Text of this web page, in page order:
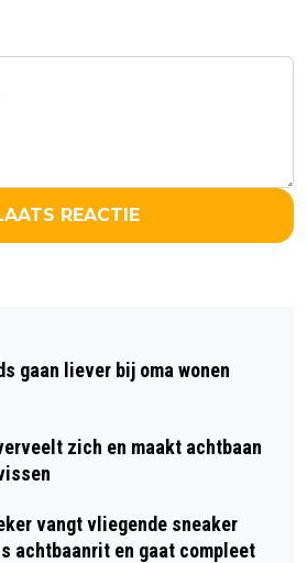
REACTIE
gaan liever bij oma wonen
zich en maakt achtbaan
vangt vliegende sneaker
achtbaanrit en gaat compleet